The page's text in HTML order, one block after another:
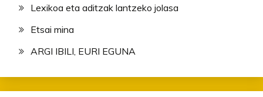
Lexikoa eta aditzak lantzeko jolasa
Etsai mina
ARGI IBILI, EURI EGUNA